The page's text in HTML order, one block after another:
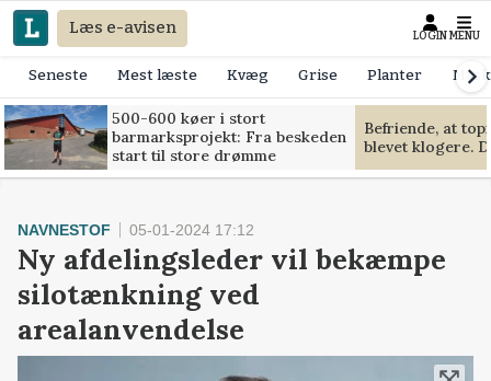
Læs e-avisen LOGIN MENU
Seneste Mest læste Kvæg Grise Planter
500-600 køer i stort
barmarksprojekt: Fra beskeden
start til store drømme
Befriende, at
blevet klogere.
NAVNESTOF 05-01-2024 17:12
Ny afdelingsleder vil bekæmpe
silotænkning ved
arealanvendelse